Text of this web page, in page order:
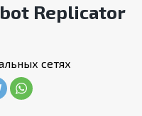
Replicator
сетях